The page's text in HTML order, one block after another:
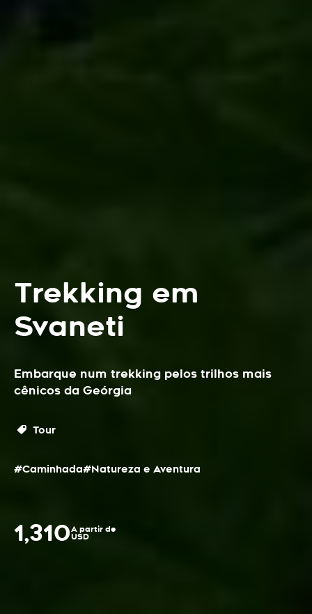
Trekking em
Svaneti
Embarque num trekking pelos trilhos mais
cênicos da Geórgia
Tour
#Caminhada#Natureza e Aventura
1,310A partir de
USD